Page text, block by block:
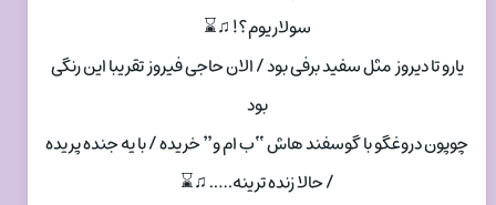
سولاریوم؟! ♫⌛
یارو تا دیروز مثل سفید برفی بود / الان حاجی فیروز تقریبا این رنگی‌
بود
چوپون دروغگو با گوسفند هاش “ب ام و” خریده / با یه جنده پریده
/ حالا زنده ترینه….. ♫⌛